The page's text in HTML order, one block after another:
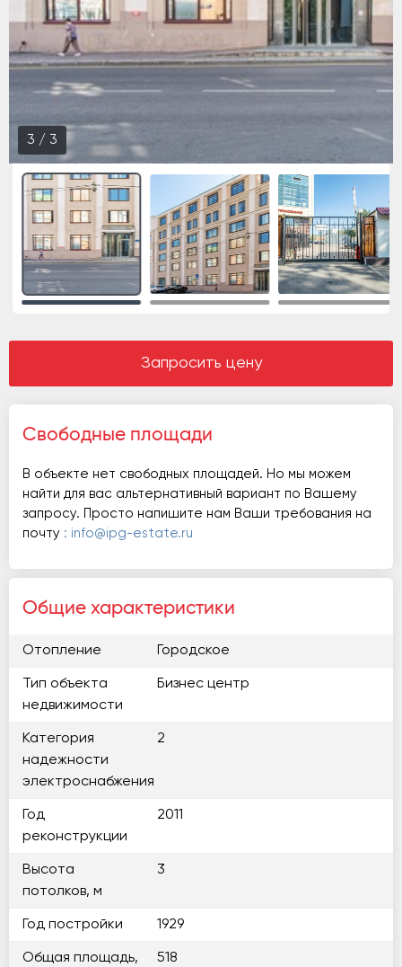
1/ 3
Запросить цену
Свободные площади
В объекте нет свободных площадей. Но мы можем
найти для вас альтернативный вариант по Вашему
запросу. Просто напишите нам Ваши требования на
почту : info@ipg-estate.ru
Общие характеристики
Отопление Городское
Тип объекта
недвижимости
Бизнес центр
Категория
надежности
электроснабжения
2
Год
реконструкции
2011
Высота
потолков, м
3
Год постройки 1929
Общая площадь,
518